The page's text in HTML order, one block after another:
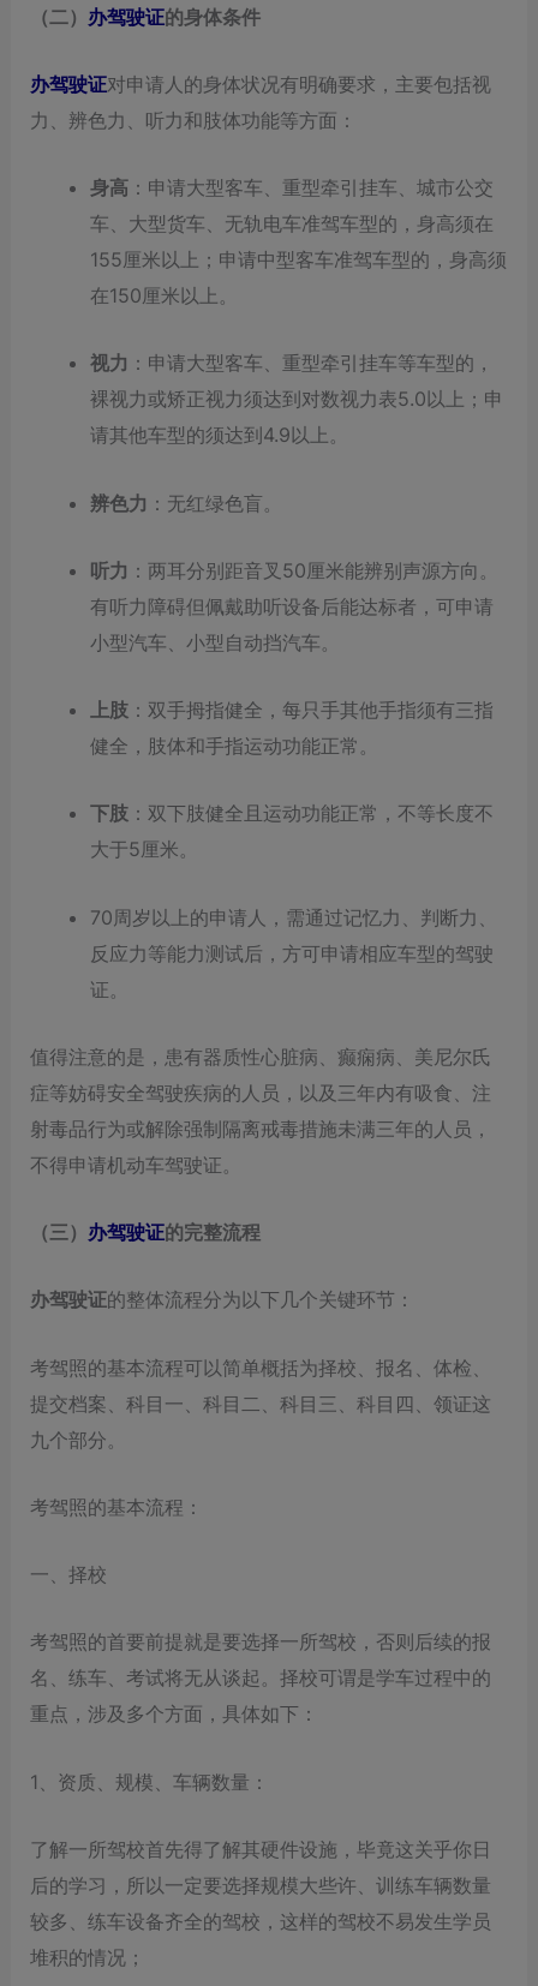
（二） 办驾驶证的身体条件
办驾驶证对申请人的身体状况有明确要求，主要包括视
力、辨色力、听力和肢体功能等方面：
身高：申请大型客车、重型牵引挂车、城市公交
车、大型货车、无轨电车准驾车型的，身高须在
155厘米以上；申请中型客车准驾车型的，身高须
在150厘米以上。
视力 ：申请大型客车、重型牵引挂车等车型的，
裸视力或矫正视力须达到对数视力表5.0以上；申
请其他车型的须达到4.9以上。
辨色力 ：无红绿色盲。
听力 ：两耳分别距音叉50厘米能辨别声源方向。
有听力障碍但佩戴助听设备后能达标者，可申请
小型汽车、小型自动挡汽车。
上肢：双手拇指健全，每只手其他手指须有三指
健全，肢体和手指运动功能正常。
下肢：双下肢健全且运动功能正常，不等长度不
大于5厘米。
70周岁以上的申请人，需通过记忆力、判断力、
反应力等能力测试后，方可申请相应车型的驾驶
证。
值得注意的是，患有器质性心脏病、癫痫病、美尼尔氏
症等妨碍安全驾驶疾病的人员，以及三年内有吸食、注
射毒品行为或解除强制隔离戒毒措施未满三年的人员，
不得申请机动车驾驶证。
（三） 办驾驶证的完整流程
办驾驶证的整体流程分为以下几个关键环节：
考驾照的基本流程可以简单概括为择校、报名、体检、
提交档案、科目一、科目二、科目三、科目四、领证这
九个部分。
考驾照的基本流程：
一、择校
考驾照的首要前提就是要选择一所驾校，否则后续的报
名、练车、考试将无从谈起。择校可谓是学车过程中的
重点，涉及多个方面，具体如下：
1、资质、规模、车辆数量：
了解一所驾校首先得了解其硬件设施，毕竟这关乎你日
后的学习，所以一定要选择规模大些许、训练车辆数量
较多、练车设备齐全的驾校，这样的驾校不易发生学员
堆积的情况；